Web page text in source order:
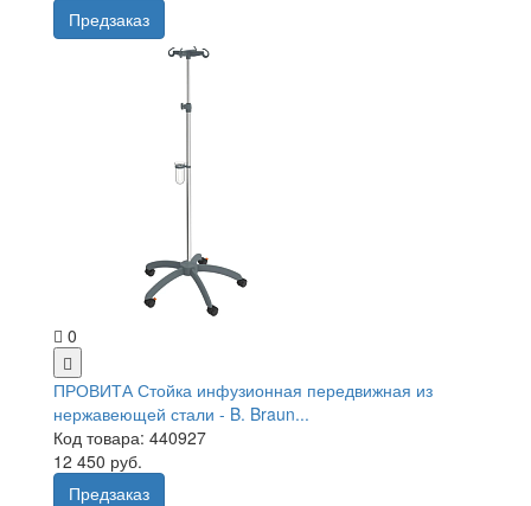
Предзаказ
0
ПРОВИТА Стойка инфузионная передвижная из
нержавеющей стали - B. Braun...
Код товара: 440927
12 450 руб.
Предзаказ